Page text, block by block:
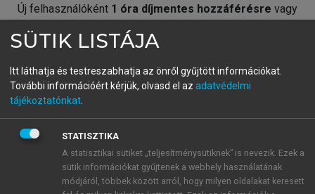
Új felhasználóként 1 óra díjmentes hozzáférésre vagy
fiókoddal,vagy hozz létre új fiókot.
A regisztráció után apróbaidőszakautomatikusan
BELÉPÉS SAJÁT FIÓKKAL
ÚJ FIÓK LÉTREHOZÁSA
SÜTIK LISTÁJA
Itt láthatja és testreszabhatja az önről gyűjtött információkat.
További információért kérjük, olvasd el az adatvédelmi
tájékoztatónkat
STATISZTIKA
A statisztikai sütiket „teljesítménysütiknek” is nevezik. Ezek a
sütik információkat gyűjtenek a webhely használatának
módjáról, többek között arról, hogy milyen oldalakat keresett